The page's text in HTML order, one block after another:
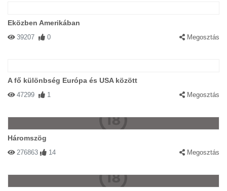
Eközben Amerikában
39207 0 Megosztás
A fő különbség Európa és USA között
47299 1 Megosztás
Háromszög
276863 14 Megosztás